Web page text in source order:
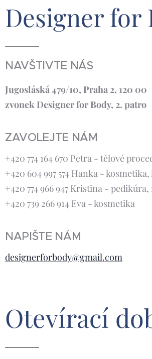
Designer for
NAVŠTIVTE NÁS
Jugosláská 479/10, Praha 2, 120 00
zvonek Designer for Body, 2. patro
ZAVOLEJTE NÁM
+420 774 164 670 Petra - tělové
+420 604 997 574 Hanka -
+420 774 966 947 Kristina -
+420 739 266 914 Eva - kosmetika
NAPIŠTE NÁM
designerforbody@gmail.com
Otevírací